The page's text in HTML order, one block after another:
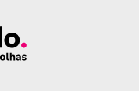
a pena?